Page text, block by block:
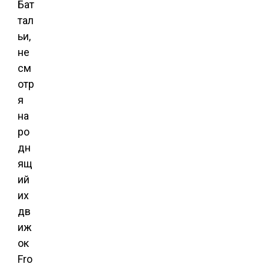
Бат
тал
ьи,
не
см
отр
я
на
ро
дн
ящ
ий
их
дв
иж
ок
Fro